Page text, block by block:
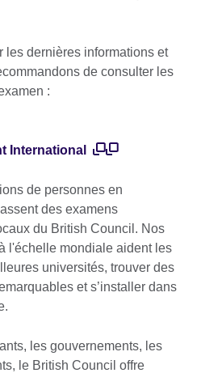
les dernières informations et
de consulter les
:
International
de personnes en
des examens
du British Council. Nos
l'échelle mondiale aident les
universités, trouver des
et s’installer dans
les gouvernements, les
le British Council offre